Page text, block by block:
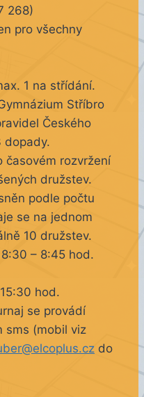
268)
pro všechny
1 na střídání.
Stříbro
Českého
dopady.
časovém rozvržení
družstev.
podle počtu
se na jednom
10 družstev.
– 8:45 hod.
hod.
se provádí
sms (mobil viz
do